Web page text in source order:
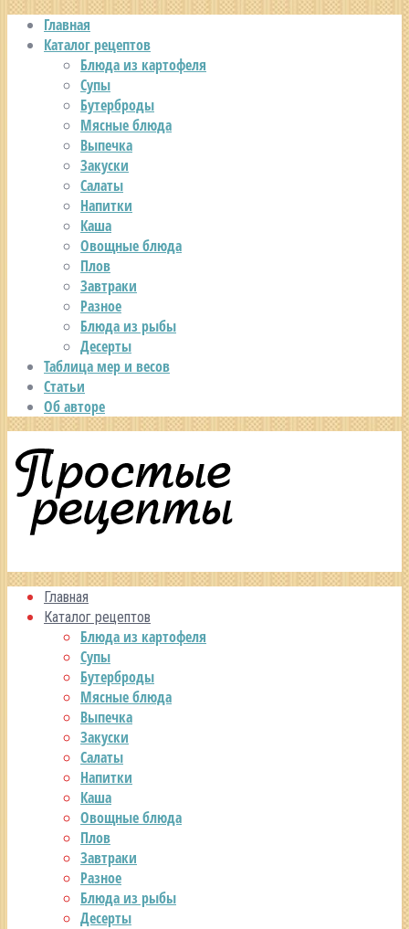
Главная
Каталог рецептов
Блюда из картофеля
Супы
Бутерброды
Мясные блюда
Выпечка
Закуски
Салаты
Напитки
Каша
Овощные блюда
Плов
Завтраки
Разное
Блюда из рыбы
Десерты
Таблица мер и весов
Статьи
Об авторе
Главная
Каталог рецептов
Блюда из картофеля
Супы
Бутерброды
Мясные блюда
Выпечка
Закуски
Салаты
Напитки
Каша
Овощные блюда
Плов
Завтраки
Разное
Блюда из рыбы
Десерты